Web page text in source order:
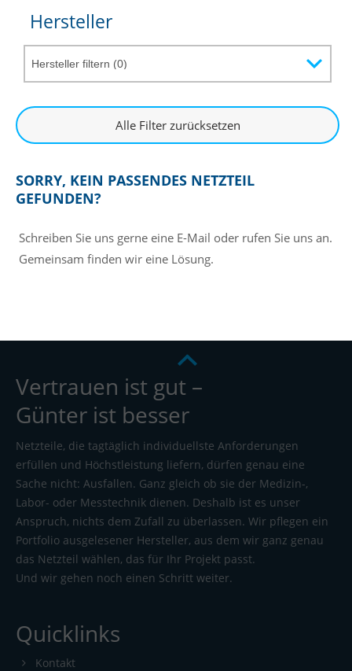
Hersteller
Alle Filter zurücksetzen
SORRY, KEIN PASSENDES NETZTEIL
GEFUNDEN?
Schreiben Sie uns gerne eine E-Mail oder rufen Sie uns an.
Gemeinsam finden wir eine Lösung.
Vertrauen ist gut –
Günter ist besser
Netzteile, die tagtäglich individuellste Anforderungen
erfüllen und Höchstleistung liefern, dürfen genau eine
Sache nicht: Ausfallen. Ganz gleich ob sie der Medizin-,
Labor- oder Messtechnik dienen. Deshalb ist es unser
Anspruch, nichts dem Zufall zu überlassen. Wir pflegen ein
Portfolio ausgelesener Hersteller, aus dem wir ganz genau
das Netzteil wählen, das für Ihr Projekt passt.
Und wir gehen noch einen Schritt weiter.
Quicklinks
Kontakt